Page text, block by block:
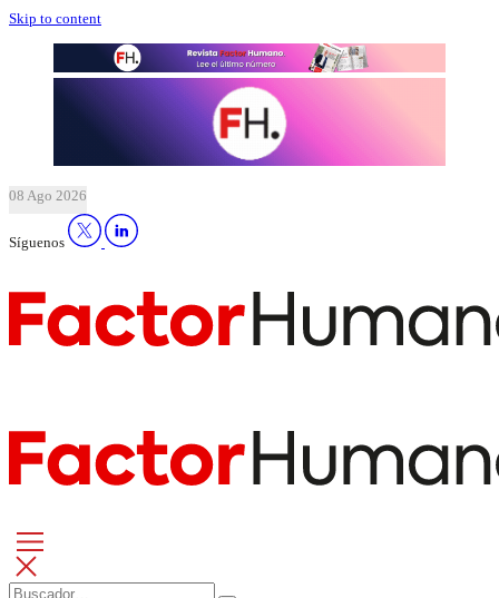
Skip to content
08 Ago 2026
Síguenos